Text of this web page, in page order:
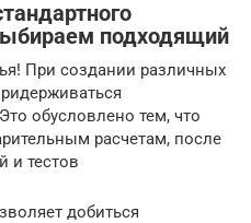
подходящий
При создании различных
обусловлено тем, что
расчетам, после
и тестов
добиться